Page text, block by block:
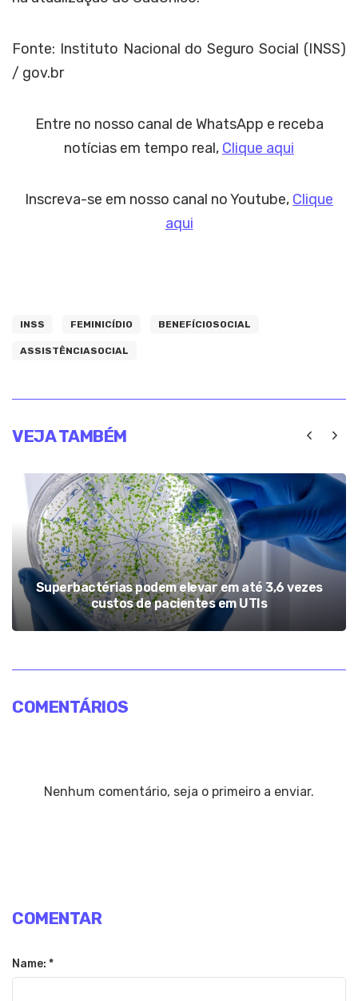
Fonte: Instituto Nacional do Seguro Social (INSS)
/ gov.br
Entre no nosso canal de WhatsApp e receba
notícias em tempo real, Clique aqui
Inscreva-se em nosso canal no Youtube, Clique
aqui
INSS FEMINICÍDIO BENEFÍCIOSOCIAL
ASSISTÊNCIASOCIAL
VEJA TAMBÉM
Superbactérias podem elevar em até 3,6 vezes
custos de pacientes em UTIs
COMENTÁRIOS
Nenhum comentário, seja o primeiro a enviar.
COMENTAR
Name: *